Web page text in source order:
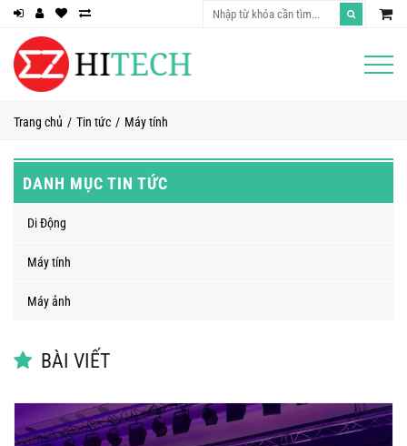
Trang chủ Tin tức Máy tính
DANH MỤC TIN TỨC
Di Động
Máy tính
Máy ảnh
BÀI VIẾT